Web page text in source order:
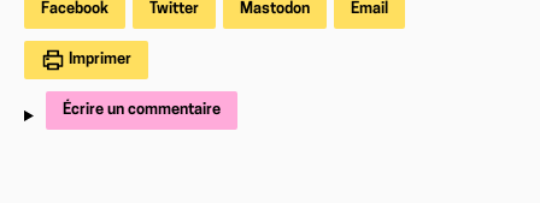
Facebook Twitter Mastodon Email
Imprimer
Écrire un commentaire